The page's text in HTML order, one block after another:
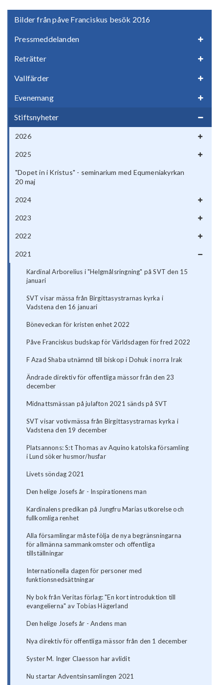
Bilder från påve Franciskus besök 2016
Pressmeddelanden
Reträtter
Vallfärder
Evenemang
Stiftsnyheter
2026
2025
"Dopet in i Kristus" - seminarium med Equmeniakyrkan
20 maj
2024
2023
2022
2021
Kardinal Arborelius i "Helgmålsringning" på SVT den 15
januari
SVT visar mässa från Birgittasystrarnas kyrka i
Vadstena den 16 januari
Böneveckan för kristen enhet 2022
Påve Franciskus budskap för Världsdagen för fred 2022
F Azad Shaba utnämnd till biskop i Dohuk i norra Irak
Ändrade direktiv för offentliga mässor från den 23
december
Midnattsmässan på julafton 2021 sänds på SVT
SVT visar votivmässa från Birgittasystrarnas kyrka i
Vadstena den 19 december
Platsannons: S:t Thomas av Aquino katolska församling
i Lund söker husmor/husfar
Livets söndag 2021
Den helige Josefs år - Inspirationens man
Kardinalens predikan på Jungfru Marias utkorelse och
fullkomliga renhet
Alla församlingar måste följa de nya begränsningarna
för allmänna sammankomster och offentliga
tillställningar
Internationella dagen för personer med
funktionsnedsättningar
Ny bok från Veritas förlag: "En kort introduktion till
evangelierna" av Tobias Hägerland
Den helige Josefs år - Andens man
Nya direktiv för offentliga mässor från den 1 december
Syster M. Inger Claesson har avlidit
Nu startar Adventsinsamlingen 2021